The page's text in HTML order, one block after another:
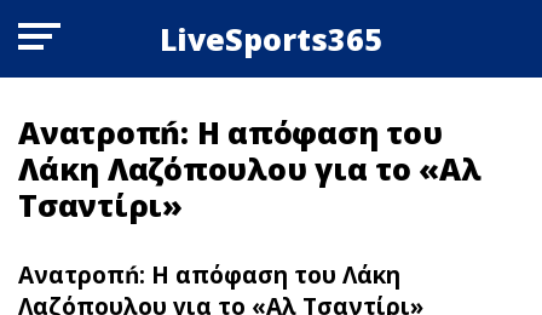
LiveSports365
Ανατροπń: Η απόφαση του
Λάκη Λαζόπουλου για το «Αλ
Τσαντίρι»
Ανατροπń: Η απόφαση του Λάκη
Λαζόπουλου για το «Αλ Τσαντίρι»